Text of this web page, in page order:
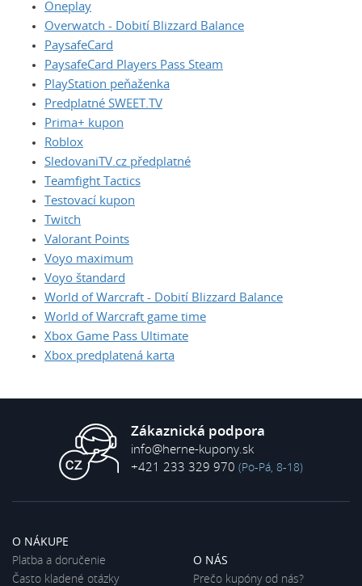
Oneplay
Overwatch - Dobití Blizzard Balance
PaysafeCard
PaysafeCard Players Pass Steam
PlayStation peňaženka
Predplatné SWEET.TV
Prima+ kupon
Roblox
SledovaniTV.cz předplatné
Teamfight Tactics
Testovací kupon
Twitch
Valorant Points
Voyo maximum
Voyo štandard
World of Warcraft - Dobití Blizzard Balance
World of Warcraft game time
Xbox Game Pass Ultimate
Xbox predplatená karta
Zákaznická podpora
info@herne-kupony.sk
+421 233 329 970 (Po-Pá, 8-18)
O NÁKUPE
Platba a doručenie
Často kladené otázky
O NÁS
Prečo kupóny od nás?